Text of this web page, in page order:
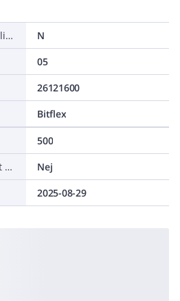
Förlängd ansvarstid enligt ALEM-09
N
05
26121600
Bitflex
500
Informationsplikt enligt REACH
Nej
2025-08-29